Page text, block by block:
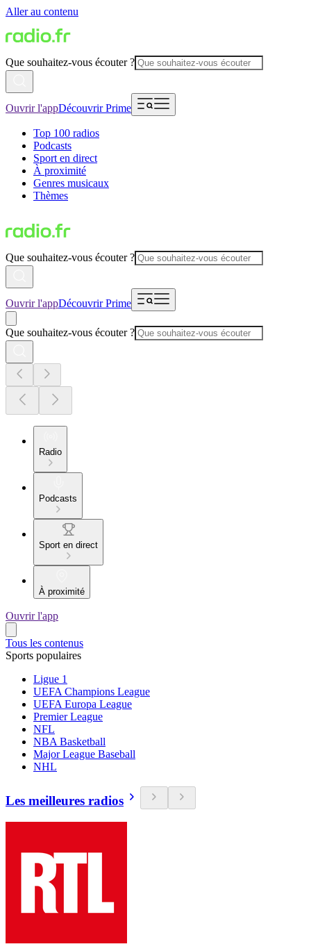
Aller au contenu
Que souhaitez-vous écouter ?
Ouvrir l'appDécouvrir Prime
Top 100 radios
Podcasts
Sport en direct
À proximité
Genres musicaux
Thèmes
Que souhaitez-vous écouter ?
Ouvrir l'appDécouvrir Prime
Que souhaitez-vous écouter ?
Radio
Podcasts
Sport en direct
À proximité
Ouvrir l'app
Tous les contenus
Sports populaires
Ligue 1
UEFA Champions League
UEFA Europa League
Premier League
NFL
NBA Basketball
Major League Baseball
NHL
Les meilleures radios